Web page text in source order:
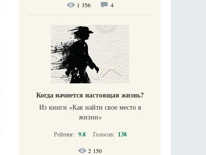
1 356 4
Когда начнется настоящая жизнь?
Из книги «Как найти свое место в
жизни​»
Рейтинг: 9.8 Голосов: 138
2 150